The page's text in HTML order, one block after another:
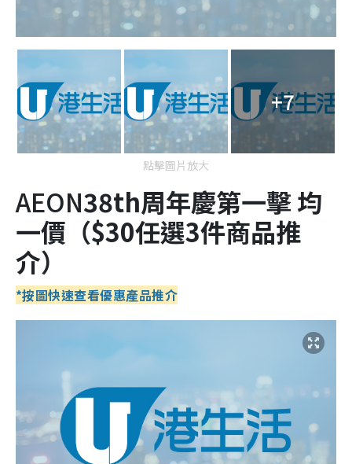
+7
點擊圖片放大
AEON38th周年慶第一擊均
一價（$30任選3件商品推
介）
*按圖快速查看優惠產品推介